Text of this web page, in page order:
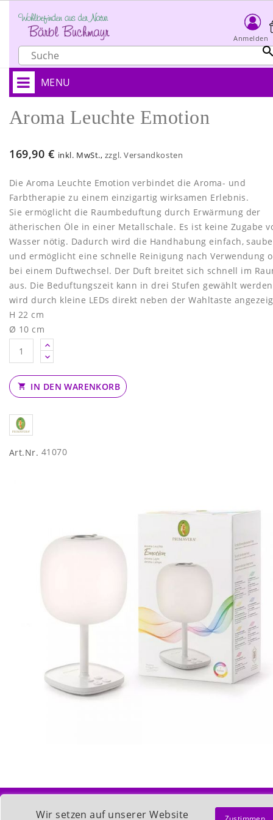
Anmelden
MENU
Aroma Leuchte Emotion
169,90 € inkl. MwSt., zzgl. Versandkosten
Die Aroma Leuchte Emotion verbindet die Aroma- und
Farbtherapie zu einem einzigartig wirksamen Erlebnis.
Sie ermöglicht die Raumbeduftung durch Erwärmung der
ätherischen Öle in einer Metallschale. Es ist keine Zugabe
Wasser nötig. Dadurch wird die Handhabung einfach,
und ermöglicht eine schnelle Reinigung nach Verwendung
bei einem Duftwechsel. Der Duft breitet sich schnell im
aus. Die Beduftungszeit kann in drei Stufen gewählt
wird durch kleine LEDs direkt neben der Wahltaste
H 22 cm
Ø 10 cm
 IN DEN WARENKORB
Art.Nr. 41070
KUNDENKONTO 
Wir setzen auf unserer Website